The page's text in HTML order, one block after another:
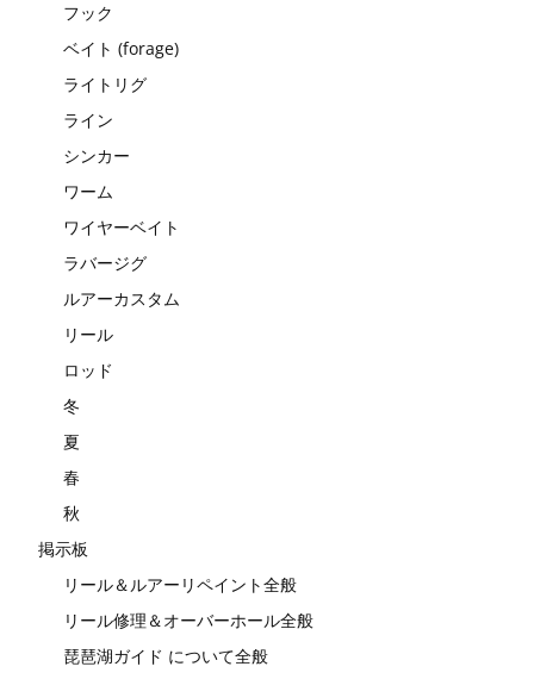
フック
ベイト (forage)
ライトリグ
ライン
シンカー
ワーム
ワイヤーベイト
ラバージグ
ルアーカスタム
リール
ロッド
冬
夏
春
秋
掲示板
リール＆ルアーリペイント全般
リール修理＆オーバーホール全般
琵琶湖ガイド について全般